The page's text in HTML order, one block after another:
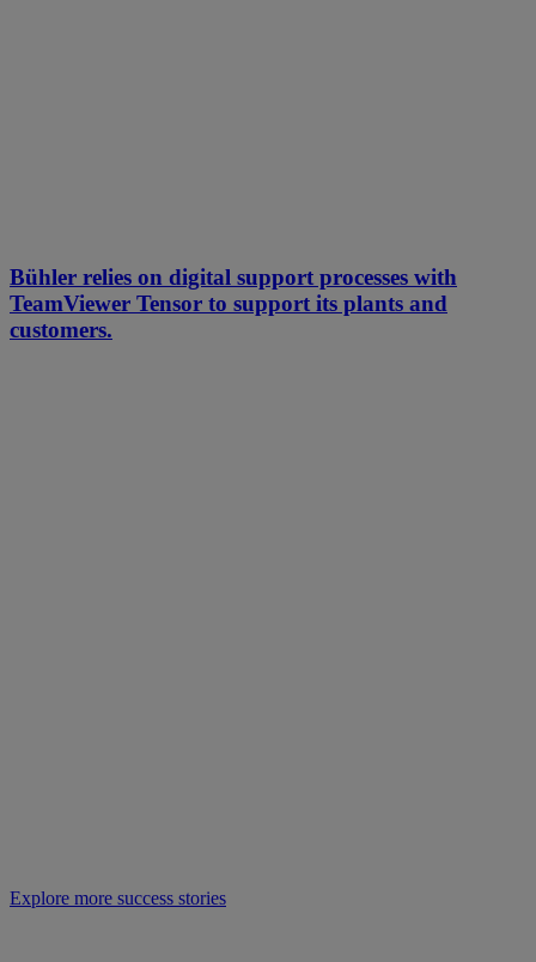
Bühler relies on digital support processes with
TeamViewer Tensor to support its plants and
customers.
Explore more success stories